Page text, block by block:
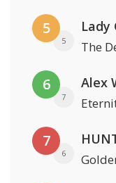
5
5
Lady
The
6
7
Alex
7
6